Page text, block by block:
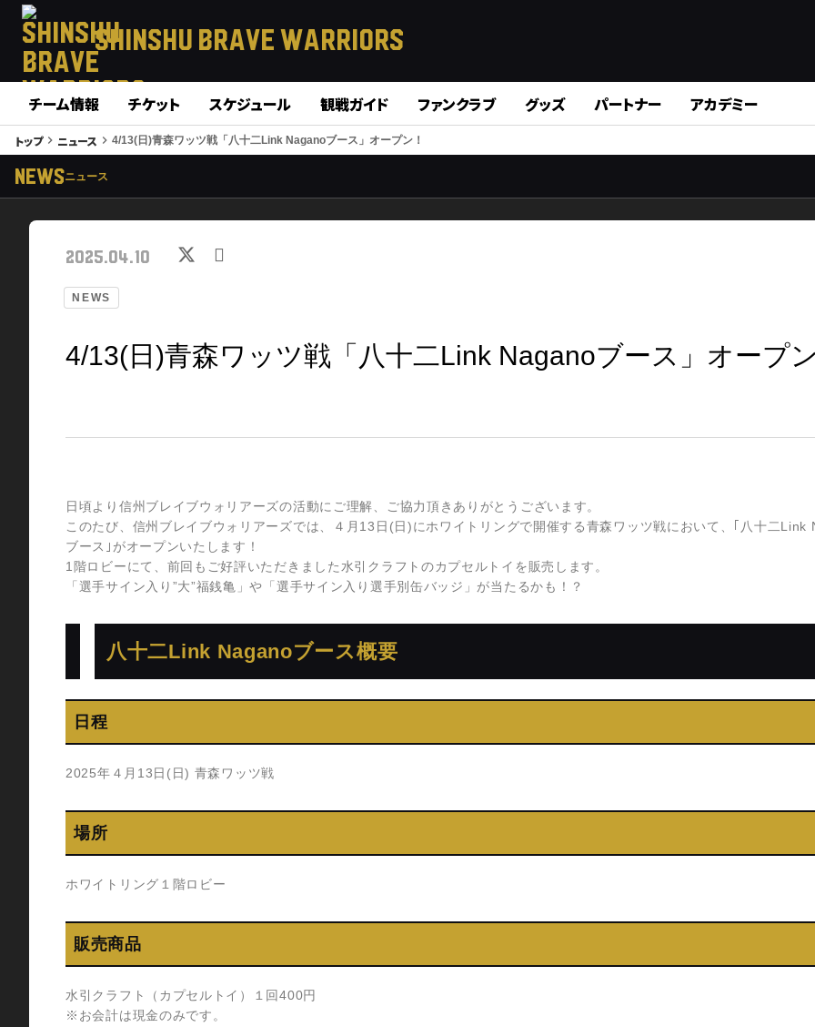
SHINSHU BRAVE WARRIORS
チーム情報 チケット スケジュール 観戦ガイド ファンクラブ グッズ パートナー アカデミー
トップkeyboard_arrow_right ニュース keyboard_arrow_right 4/13(日)青森ワッツ戦「八十二Link Naganoブース」オープン！
NEWSニュース
NEWS
2025.04.10
4/13(日)青森ワッツ戦「八十二Link Naganoブース」オープ
日頃より信州ブレイブウォリアーズの活動にご理解、ご協力頂きありがとうございます。
このたび、信州ブレイブウォリアーズでは、４月13日(日)にホワイトリングで開催する青森ワッツ戦において、｢八十二Link
ブース｣がオープンいたします！
1階ロビーにて、前回もご好評いただきました水引クラフトのカプセルトイを販売します。
「選手サイン入り”大”福銭亀」や「選手サイン入り選手別缶バッジ」が当たるかも！？
八十二Link Naganoブース概要
日程
2025年４月13日(日) 青森ワッツ戦
場所
ホワイトリング１階ロビー
販売商品
水引クラフト（カプセルトイ）１回400円
※お会計は現金のみです。